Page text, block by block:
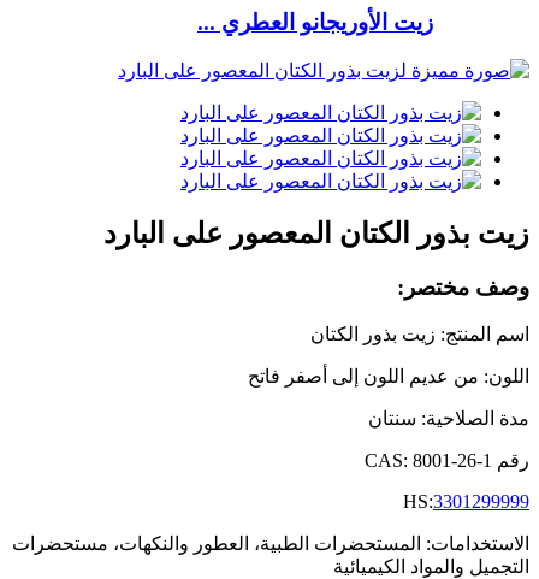
زيت الأوريجانو العطري ...
زيت بذور الكتان المعصور على البارد
وصف مختصر:
اسم المنتج: زيت بذور الكتان
اللون: من عديم اللون إلى أصفر فاتح
مدة الصلاحية: سنتان
رقم CAS: 8001-26-1
HS:3301299999
الاستخدامات: المستحضرات الطبية، العطور والنكهات، مستحضرات
التجميل والمواد الكيميائية